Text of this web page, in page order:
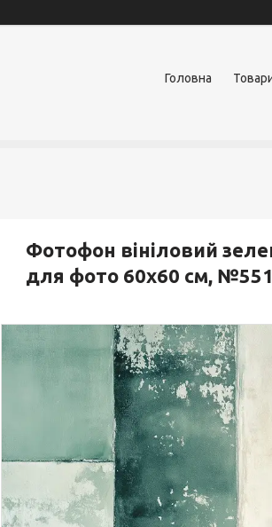
Головна
Фотофон вініловий
для фото 60x60 см,